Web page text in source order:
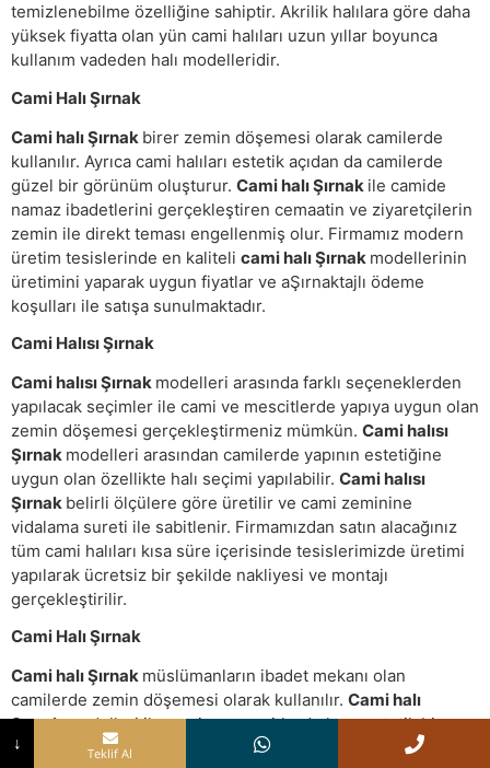
temizlenebilme özelliğine sahiptir. Akrilik halılara göre daha
yüksek fiyatta olan yün cami halıları uzun yıllar boyunca
kullanım vadeden halı modelleridir.
Cami Halı Şırnak
Cami halı Şırnak birer zemin döşemesi olarak camilerde
kullanılır. Ayrıca cami halıları estetik açıdan da camilerde
güzel bir görünüm oluşturur. Cami halı Şırnak ile camide
namaz ibadetlerini gerçekleştiren cemaatin ve ziyaretçilerin
zemin ile direkt teması engellenmiş olur. Firmamız modern
üretim tesislerinde en kaliteli cami halı Şırnak modellerinin
üretimini yaparak uygun fiyatlar ve aŞırnaktajlı ödeme
koşulları ile satışa sunulmaktadır.
Cami Halısı Şırnak
Cami halısı Şırnak modelleri arasında farklı seçeneklerden
yapılacak seçimler ile cami ve mescitlerde yapıya uygun olan
zemin döşemesi gerçekleştirmeniz mümkün. Cami halısı
Şırnak modelleri arasından camilerde yapının estetiğine
uygun olan özellikte halı seçimi yapılabilir. Cami halısı
Şırnak belirli ölçülere göre üretilir ve cami zeminine
vidalama sureti ile sabitlenir. Firmamızdan satın alacağınız
tüm cami halıları kısa süre içerisinde tesislerimizde üretimi
yapılarak ücretsiz bir şekilde nakliyesi ve montajı
gerçekleştirilir.
Cami Halı Şırnak
Cami halı Şırnak müslümanların ibadet mekanı olan
camilerde zemin döşemesi olarak kullanılır. Cami halı
Şırnakmodelleri ile cami ve mescitlerde hem estetik bir
görünüm sağlanır hem de cemaatin ve ziyaretçilerin zemin
↓
Teklif Al